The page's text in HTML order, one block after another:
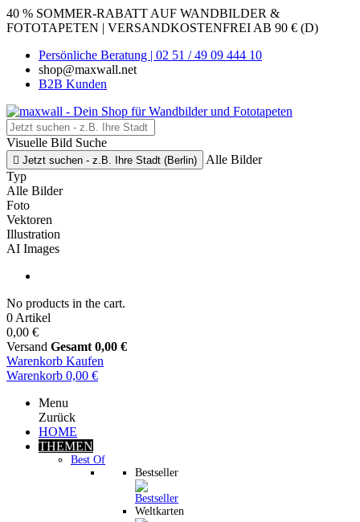
40 % SOMMER-RABATT AUF WANDBILDER &
FOTOTAPETEN | VERSANDKOSTENFREI AB 90 € (D)
Persönliche Beratung | 02 51 / 49 09 444 10
shop@maxwall.net
B2B Kunden
Visuelle Bild Suche
 Jetzt suchen - z.B. Ihre Stadt (Berlin)
Alle Bilder
Typ
Alle Bilder
Foto
Vektoren
Illustration
AI Images
No products in the cart.
0 Artikel
0,00 €
Versand Gesamt 0,00 €
Warenkorb Kaufen
Warenkorb 0,00 €
Menu
Zurück
HOME
THEMEN
Best Of
Bestseller
Weltkarten